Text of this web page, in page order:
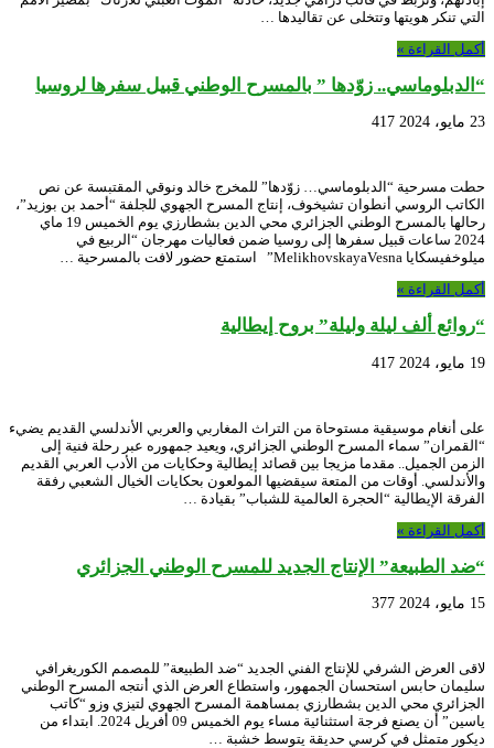
التي تنكر هويتها وتتخلى عن تقاليدها …
أكمل القراءة »
“الدبلوماسي.. زوّدها ” بالمسرح الوطني قبيل سفرها لروسيا
23 مايو، 2024 417
حطت مسرحية “الدبلوماسي… زوّدها” للمخرج خالد ونوقي المقتبسة عن نص
الكاتب الروسي أنطوان تشيخوف، إنتاج المسرح الجهوي للجلفة “أحمد بن بوزيد”،
رحالها بالمسرح الوطني الجزائري محي الدين بشطارزي يوم الخميس 19 ماي
2024 ساعات قبيل سفرها إلى روسيا ضمن فعاليات مهرجان “الربيع في
ميلوخفيسكايا MelikhovskayaVesna” استمتع حضور لافت بالمسرحية …
أكمل القراءة »
“روائع ألف ليلة وليلة” بروح إيطالية
19 مايو، 2024 417
على أنغام موسيقية مستوحاة من التراث المغاربي والعربي الأندلسي القديم يضيء
“القمران” سماء المسرح الوطني الجزائري، ويعيد جمهوره عبر رحلة فنية إلى
الزمن الجميل.. مقدما مزيجا بين قصائد إيطالية وحكايات من الأدب العربي القديم
والأندلسي. أوقات من المتعة سيقضيها المولعون بحكايات الخيال الشعبي رفقة
الفرقة الإيطالية “الحجرة العالمية للشباب” بقيادة …
أكمل القراءة »
“ضد الطبيعة” الإنتاج الجديد للمسرح الوطني الجزائري
15 مايو، 2024 377
لاقى العرض الشرفي للإنتاج الفني الجديد “ضد الطبيعة” للمصمم الكوريغرافي
سليمان حابس استحسان الجمهور، واستطاع العرض الذي أنتجه المسرح الوطني
الجزائري محي الدين بشطارزي بمساهمة المسرح الجهوي لتيزي وزو “كاتب
ياسين” أن يصنع فرجة استثنائية مساء يوم الخميس 09 أفريل 2024. ابتداء من
ديكور متمثل في كرسي حديقة يتوسط خشبة …